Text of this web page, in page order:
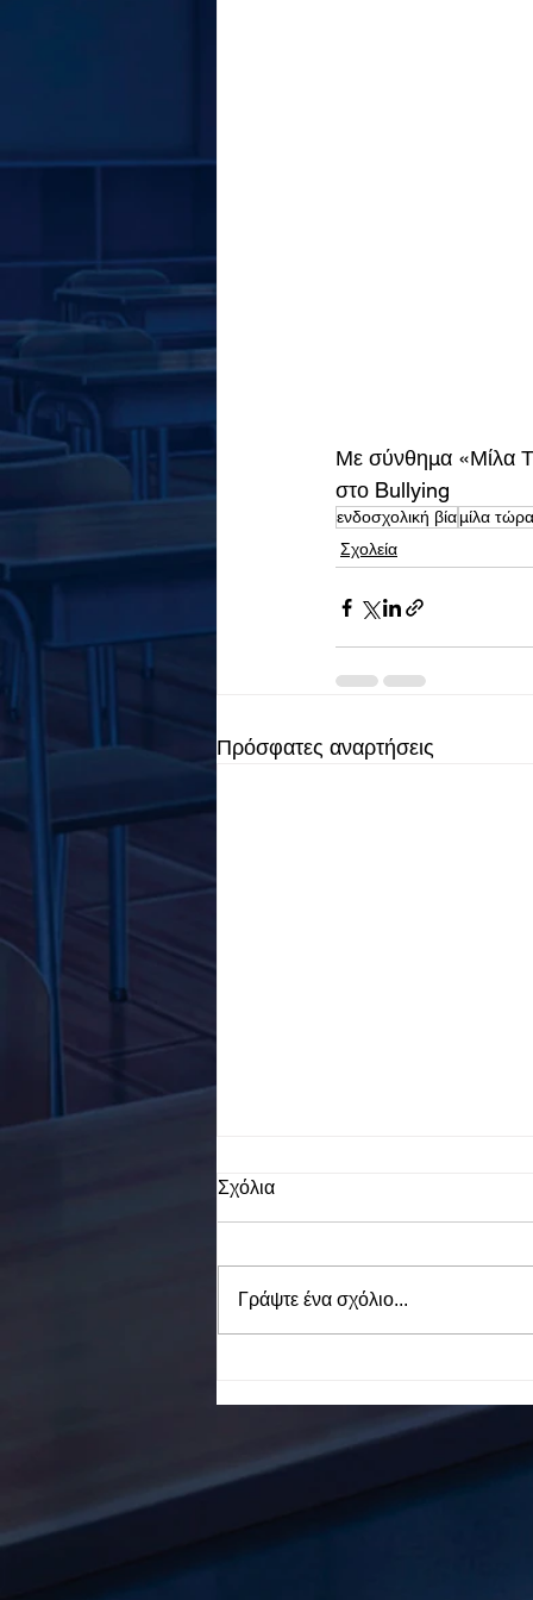
Με σύνθημα «Μίλα
στο Bullying
ενδοσχολική βίαμίλα τώρα
Σχολεία
Πρόσφατες αναρτήσεις
Τώρα. Με σύνθημα "Μίλα
Τώρα" όλα τα σχολεία της
Ελλάδας ενώνουν τις
Σχόλια
Γράψτε ένα σχόλιο...